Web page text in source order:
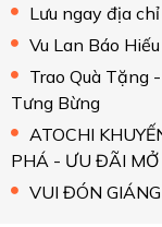
Lưu ngay địa
Vu Lan Báo
Trao Quà Tặng
Tưng Bừng
ATOCHI
PHÁ - ƯU ĐÃI
VUI ĐÓN